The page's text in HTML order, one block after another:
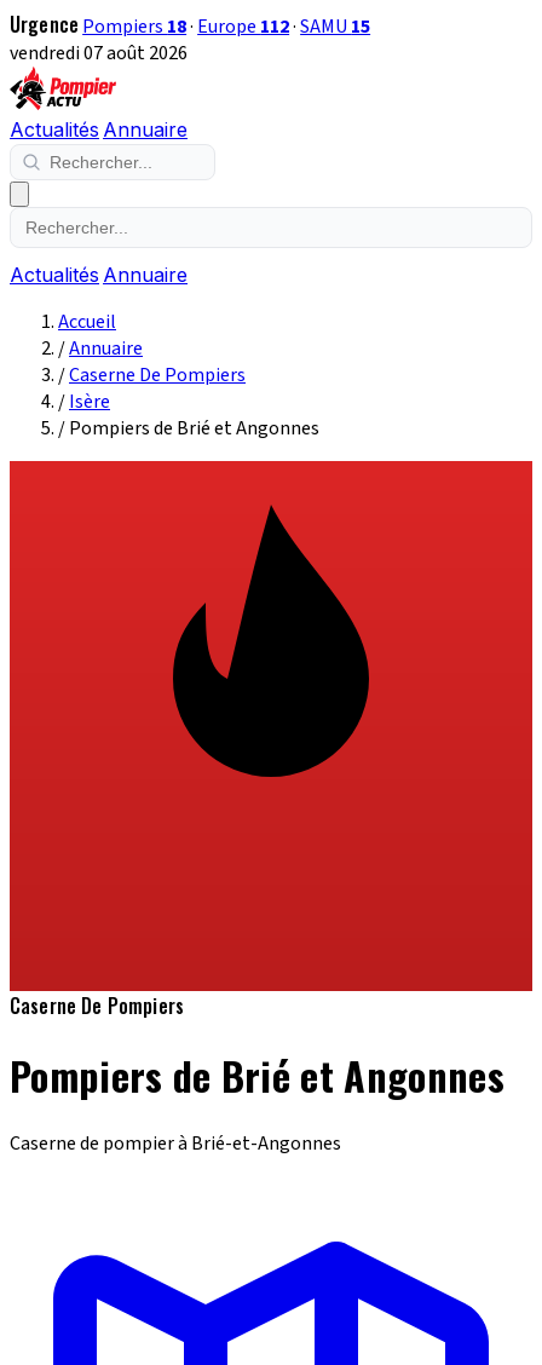
Urgence Pompiers 18· Europe 112·SAMU 15
vendredi 07 août 2026
Actualités Annuaire
Actualités Annuaire
Accueil
/Annuaire
/Caserne De Pompiers
/Isère
/Pompiers de Brié et Angonnes
Caserne De Pompiers
Pompiers de Brié et Angonnes
Caserne de pompier à Brié-et-Angonnes